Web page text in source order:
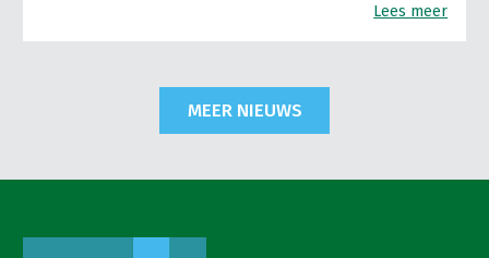
Lees meer
MEER NIEUWS